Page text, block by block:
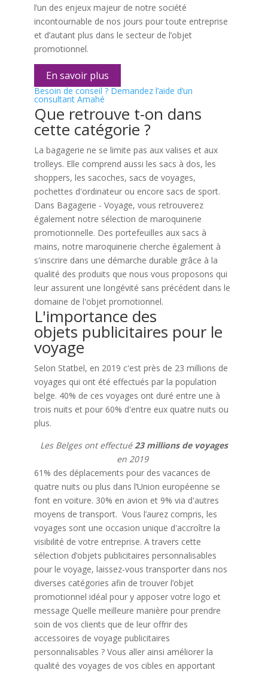
l’un des enjeux majeur de notre société
incontournable de nos jours pour toute entreprise
et d’autant plus dans le secteur de l’objet
promotionnel.
En savoir plus
Besoin de conseil ? Demandez l’aide d’un
consultant Amahé
Que retrouve t-on dans
cette catégorie ?
La bagagerie ne se limite pas aux valises et aux
trolleys. Elle comprend aussi les sacs à dos, les
shoppers, les sacoches, sacs de voyages,
pochettes d'ordinateur ou encore sacs de sport.
Dans Bagagerie - Voyage, vous retrouverez
également notre sélection de maroquinerie
promotionnelle. Des portefeuilles aux sacs à
mains, notre maroquinerie cherche également à
s'inscrire dans une démarche durable grâce à la
qualité des produits que nous vous proposons qui
leur assurent une longévité sans précédent dans le
domaine de l'objet promotionnel.
L'importance des
objets publicitaires pour le
voyage
Selon Statbel, en 2019 c'est près de 23 millions de
voyages qui ont été effectués par la population
belge. 40% de ces voyages ont duré entre une à
trois nuits et pour 60% d'entre eux quatre nuits ou
plus.
Les Belges ont effectué23 millions de voyages
en 2019
61% des déplacements pour des vacances de
quatre nuits ou plus dans l’Union européenne se
font en voiture. 30% en avion et 9% via d'autres
moyens de transport. Vous l’aurez compris, les
voyages sont une occasion unique d'accroître la
visibilité de votre entreprise. A travers cette
sélection d’objets publicitaires personnalisables
pour le voyage, laissez-vous transporter dans nos
diverses catégories afin de trouver l’objet
promotionnel idéal pour y apposer votre logo et
message Quelle meilleure manière pour prendre
soin de vos clients que de leur offrir des
accessoires de voyage publicitaires
personnalisables ? Vous aller ainsi améliorer la
qualité des voyages de vos cibles en apportant